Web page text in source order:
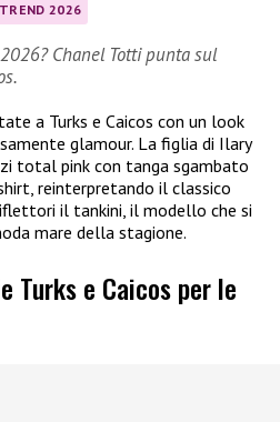
TREND 2026
Chanel Totti punta sul
a Turks e Caicos con un look
glamour. La figlia di Ilary
total pink con tanga sgambato
reinterpretando il classico
il tankini, il modello che si
mare della stagione.
Turks e Caicos per le